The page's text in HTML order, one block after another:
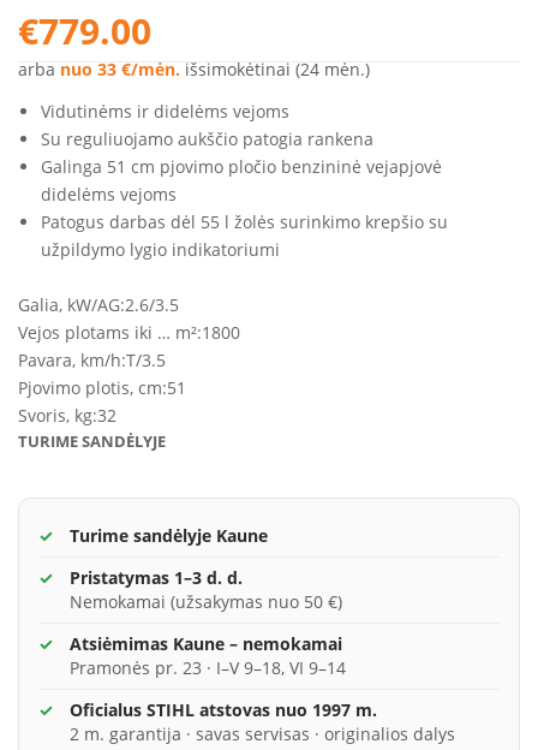
€779.00
arba nuo 33 €/mėn. išsimokėtinai (24 mėn.)
Vidutinėms ir didelėms vejoms
Su reguliuojamo aukščio patogia rankena
Galinga 51 cm pjovimo pločio benzininė vejapjovė
didelėms vejoms
Patogus darbas dėl 55 l žolės surinkimo krepšio su
užpildymo lygio indikatoriumi
Galia, kW/AG:2.6/3.5
Vejos plotams iki … m²:1800
Pavara, km/h:T/3.5
Pjovimo plotis, cm:51
Svoris, kg:32
TURIME SANDĖLYJE
Turime sandėlyje Kaune
Pristatymas 1–3 d. d.
Nemokamai (užsakymas nuo 50 €)
Atsiėmimas Kaune – nemokamai
Pramonės pr. 23 · I–V 9–18, VI 9–14
Oficialus STIHL atstovas nuo 1997 m.
2 m. garantija · savas servisas · originalios dalys